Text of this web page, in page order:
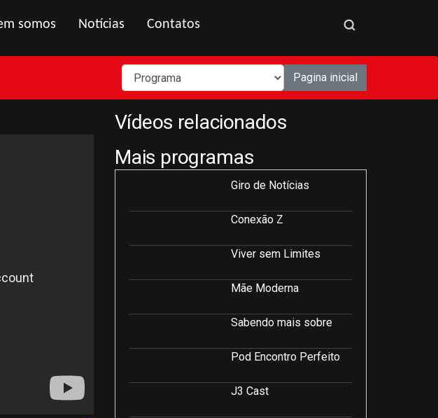
somos Notícias Contatos
Pagina inicial
Vídeos relacionados
Mais programas
Giro de Notícias
Conexão Z
Viver sem Limites
Mãe Moderna
Sabendo mais sobre
Pod Encontro Perfeito
J3 Cast